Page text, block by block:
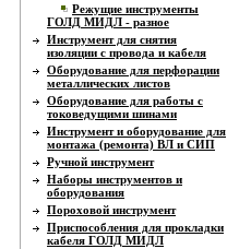
Режущие инструменты
ГОЛД МИДЛ - разное
Инструмент для снятия
изоляции с провода и кабеля
Оборудование для перфорации
металлических листов
Оборудование для работы с
токоведущими шинами
Инструмент и оборудование для
монтажа (ремонта) ВЛ и СИП
Ручной инструмент
Наборы инструментов и
оборудования
Пороховой инструмент
Приспособления для прокладки
кабеля ГОЛД МИДЛ